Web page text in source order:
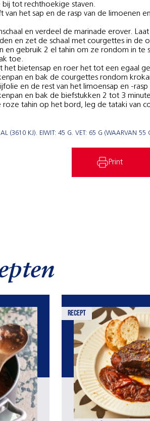
bij tot rechthoekige staven.
het sap en de rasp van de limoenen
en verdeel de marinade erover.
en zet de schaal met courgettes in de
en gebruik 2 el tahin om ze rondom in te
toe.
het bietensap en roer het tot een egaal
en bak de courgettes rondom
en de rest van het limoensap en -
en bak de biefstukken 2 tot 3
roze tahin op het bord, leg de tataki van
(3610 KJ). EIWIT: 45 G. VET: 65 G (WAARVAN
Print
recept